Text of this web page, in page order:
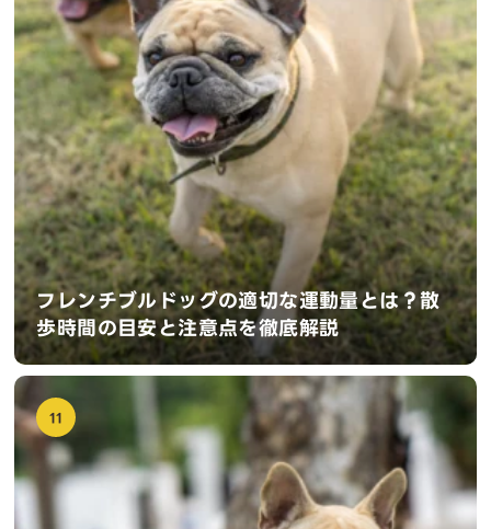
フレンチブルドッグの適切な運動量とは？散
歩時間の目安と注意点を徹底解説
11